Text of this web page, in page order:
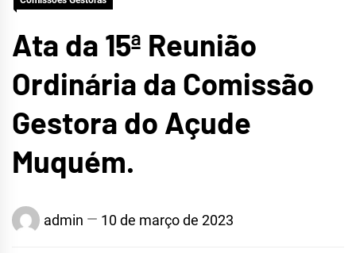
Ata da 15ª Reunião
Ordinária da Comissão
Gestora do Açude
Muquém.
admin 10 de março de 2023